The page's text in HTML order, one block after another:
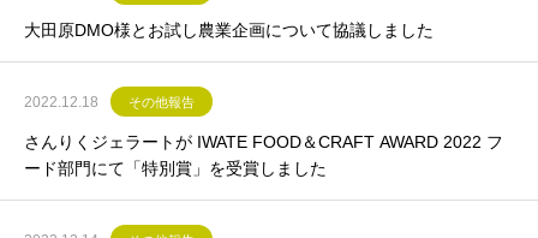
大田原DMO様とお試し農業企画について協議しました
2022.12.18 その他報告
さんりくジェラートが IWATE FOOD＆CRAFT AWARD 2022 フ
ード部門にて「特別賞」を受賞しました